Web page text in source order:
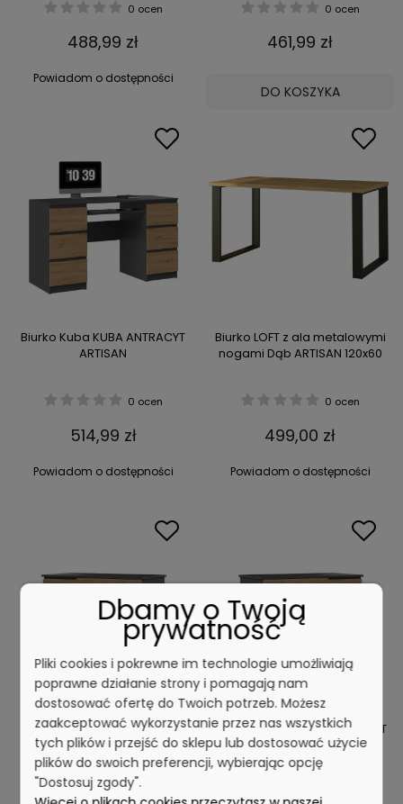
0 ocen
488,99 zł
Powiadom o dostępności
0 ocen
461,99 zł
DO KOSZYKA
Biurko Kuba KUBA ANTRACYT
ARTISAN
0 ocen
514,99 zł
Powiadom o dostępności
Biurko LOFT z ala metalowymi
nogami Dąb ARTISAN 120x60
0 ocen
499,00 zł
Powiadom o dostępności
Biurko Mijas LEWE ANTRACYT
ARTISAN
0 ocen
Biurko Mijas PRAWE ANTRACYT
ARTISAN
0 ocen
Dbamy o Twoją
prywatność
Pliki cookies i pokrewne im technologie umożliwiają
poprawne działanie strony i pomagają nam
dostosować ofertę do Twoich potrzeb. Możesz
zaakceptować wykorzystanie przez nas wszystkich
tych plików i przejść do sklepu lub dostosować użycie
plików do swoich preferencji, wybierając opcję
"Dostosuj zgody".